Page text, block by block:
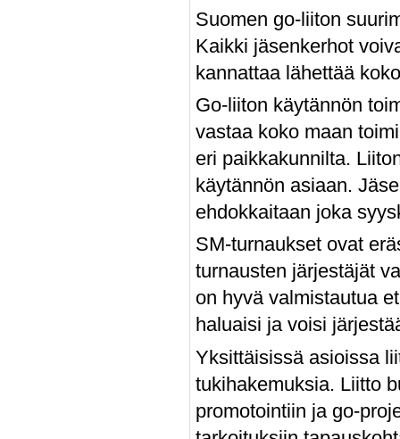
Suomen go-liiton
Kaikki jäsenkerhot
kannattaa lähettää
Go-liiton käytännön
vastaa koko maan
eri paikkakunnilta.
käytännön asiaan.
ehdokkaitaan joka
SM-turnaukset ovat
turnausten järjestäjät
on hyvä valmistautua
haluaisi ja voisi
Yksittäisissä asioissa
tukihakemuksia. Liitto
promotointiin ja go-